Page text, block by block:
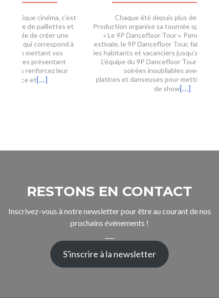
Chaque été depuis plus de 10 ans, 9P
Production organise sa tournée spectacle estivale –
« Le 9P Dancefloor Tour ». Pendant la période
estivale, le 9P Dancefloor Tour, fait danser et vibrer
les habitants et vacanciers jusqu’au bout de la nuit !
L’équipe du 9P Dancefloor Tour fait passer des
soirées inoubliables avec DJ aux
platines et danseuses pour mettre l’ambiance ! 3h
RESTONS EN CONTACT
Inscrivez-vous à notre newsletter pour être au courant de nos
prochains évènements !
S'inscrire à la newsletter